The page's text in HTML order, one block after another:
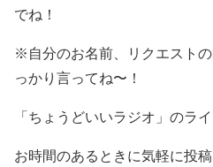
でね！
※自分のお名前、リクエスト
っかり言ってね〜！
「ちょうどいいラジオ」のラ
お時間のあるときに気軽に投